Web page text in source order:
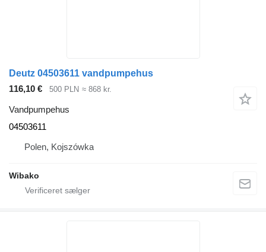
Deutz 04503611 vandpumpehus
116,10 €
500 PLN ≈ 868 kr.
Vandpumpehus
04503611
Polen, Kojszówka
Wibako